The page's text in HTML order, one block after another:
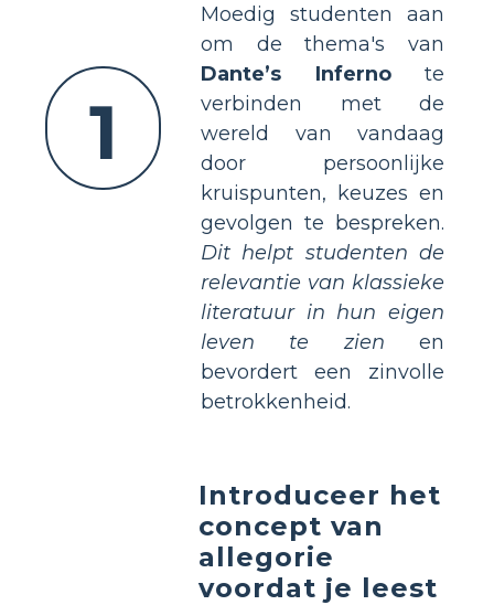
1
Moedig studenten aan
om de thema's van
Dante’s Infernote
verbinden met de
wereld van vandaag
door persoonlijke
kruispunten, keuzes en
gevolgen te bespreken.
Dit helpt studenten de
relevantie van klassieke
literatuur in hun eigen
leven te zien en
bevordert een zinvolle
betrokkenheid.
Introduceer het
concept van
allegorie
voordat je leest